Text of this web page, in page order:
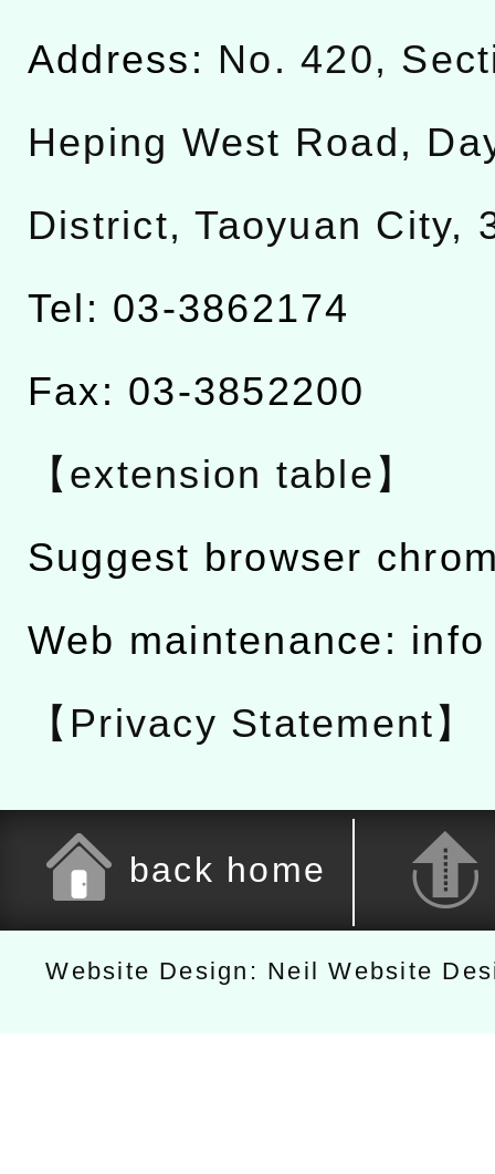
Address: No. 420,
Heping West Road,
District, Taoyuan City,
Tel: 03-3862174
Fax: 03-3852200
【extension table】
Suggest browser
Web maintenance:
【Privacy Statement】
back home
Website Design: Neil Website